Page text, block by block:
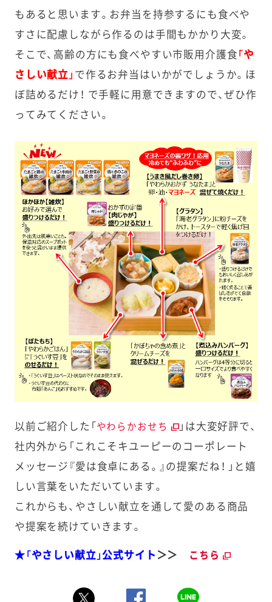
もあると思います。お弁当を持参するにも食べや
すさに配慮しながら作るのは手間もかかり大変。
そこで、高齢の方にも食べやすい市販用介護食 「や
さしい献立」 で作るお弁当はいかがでしょうか。ほ
ぼ詰めるだけ！ で手軽に用意できますので、ぜひ作
ってみてください。
以前ご紹介した「 やわらかおせち
」は大変好評で、
社内外から「これこそキユーピーのコーポレート
メッセージ『愛は食卓にある。』の提案だね！ 」と嬉
しい言葉をいただいています。
これからも、やさしい献立を通して愛のある商品
や提案を続けていきます。
★「やさしい献立」公式サイト ＞＞ こちら